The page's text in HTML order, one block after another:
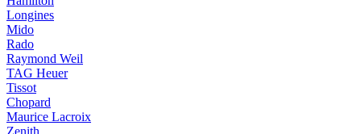
Longines
Mido
Rado
Raymond Weil
TAG Heuer
Tissot
Chopard
Maurice Lacroix
Zenith